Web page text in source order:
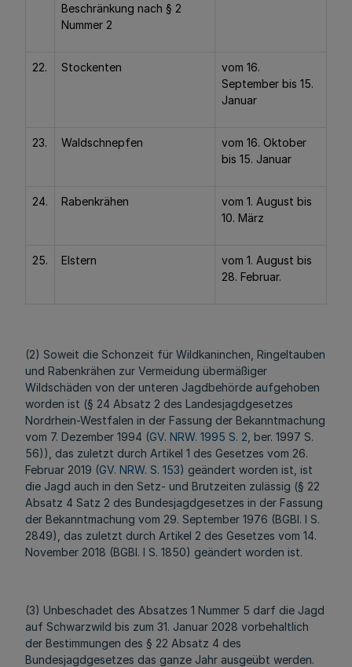
Beschränkung nach § 2
Nummer 2
22. Stockenten
vom 16.
September bis 15.
Januar
23. Waldschnepfen
vom 16. Oktober
bis 15. Januar
24. Rabenkrähen
vom 1. August bis
10. März
25. Elstern
vom 1. August bis
28. Februar.
(2) Soweit die Schonzeit für Wildkaninchen, Ringeltauben
und Rabenkrähen zur Vermeidung übermäßiger
Wildschäden von der unteren Jagdbehörde aufgehoben
worden ist (§ 24 Absatz 2 des Landesjagdgesetzes
Nordrhein-Westfalen in der Fassung der Bekanntmachung
vom 7. Dezember 1994 (GV. NRW. 1995 S. 2 , ber. 1997 S.
56)), das zuletzt durch Artikel 1 des Gesetzes vom 26.
Februar 2019 (GV. NRW. S. 153) geändert worden ist, ist
die Jagd auch in den Setz- und Brutzeiten zulässig (§ 22
Absatz 4 Satz 2 des Bundesjagdgesetzes in der Fassung
der Bekanntmachung vom 29. September 1976 (BGBl. I S.
2849), das zuletzt durch Artikel 2 des Gesetzes vom 14.
November 2018 (BGBl. I S. 1850) geändert worden ist.
(3) Unbeschadet des Absatzes 1 Nummer 5 darf die Jagd
auf Schwarzwild bis zum 31. Januar 2028 vorbehaltlich
der Bestimmungen des § 22 Absatz 4 des
Bundesjagdgesetzes das ganze Jahr ausgeübt werden.